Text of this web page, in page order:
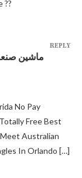
??
No Pay
Free Best
Australian
In Orlando […]
REPLY